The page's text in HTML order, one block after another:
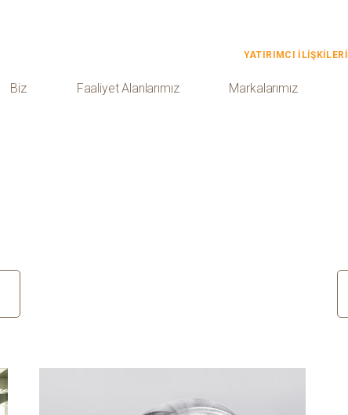
YATIRIMCI İLİŞKİLERİ
Biz Faaliyet Alanlarımız Markalarımız